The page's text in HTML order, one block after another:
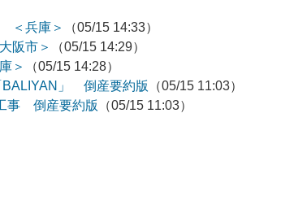
＜兵庫＞
（05/15 14:33）
阪市＞
（05/15 14:29）
＞
（05/15 14:28）
」 倒産要約版
（05/15 11:03）
事 倒産要約版
（05/15 11:03）